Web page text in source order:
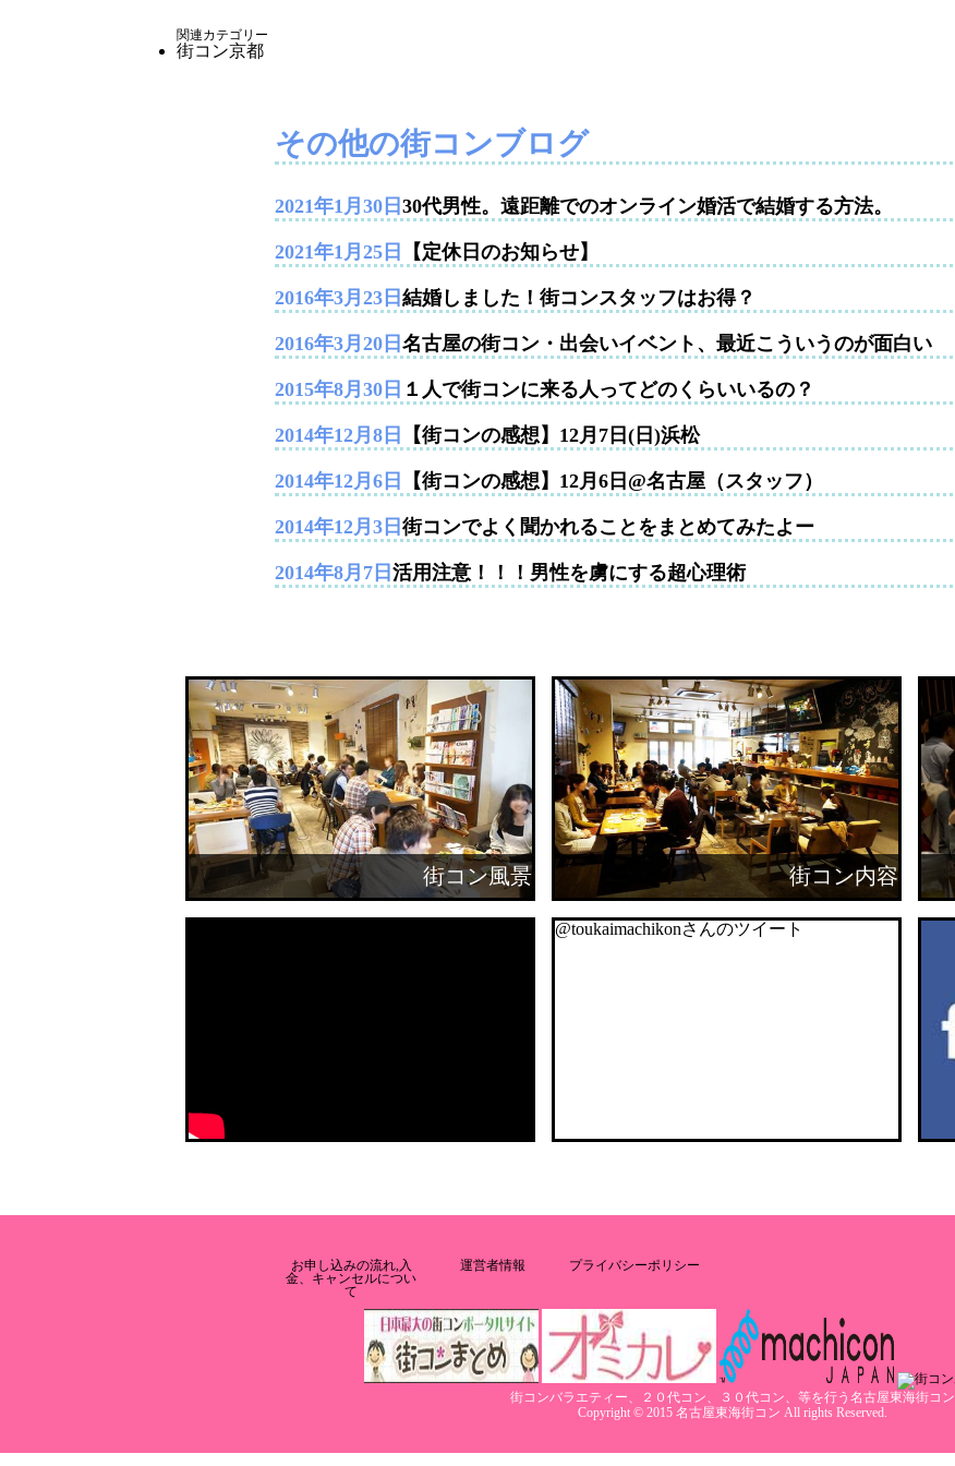
関連カテゴリー
街コン京都
その他の街コンブログ
2021年1月30日 30代男性。遠距離でのオンライン婚活で結婚する方法。
2021年1月25日 【定休日のお知らせ】
2016年3月23日 結婚しました！街コンスタッフはお得？
2016年3月20日 名古屋の街コン・出会いイベント、最近こういうのが面白い
2015年8月30日 １人で街コンに来る人ってどのくらいいるの？
2014年12月8日 【街コンの感想】12月7日(日)浜松
2014年12月6日 【街コンの感想】12月6日@名古屋（スタッフ）
2014年12月3日 街コンでよく聞かれることをまとめてみたよー
2014年8月7日 活用注意！！！男性を虜にする超心理術
街コン風景 街コン内容
@toukaimachikonさんのツイート
お申し込みの流れ,入
金、キャンセルについ
て
運営者情報 プライバシーポリシー
街コンバラエティー、２０代コン、３０代コン、等を行う名古屋東海街コン
Copyright © 2015 名古屋東海街コン All rights Reserved.